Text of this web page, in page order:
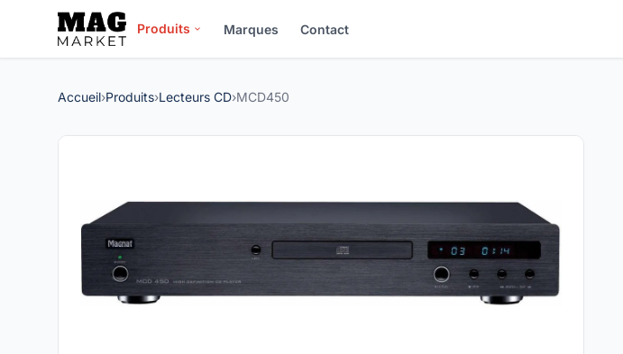
Produits Marques Contact
Accueil›Produits›Lecteurs CD›MCD450